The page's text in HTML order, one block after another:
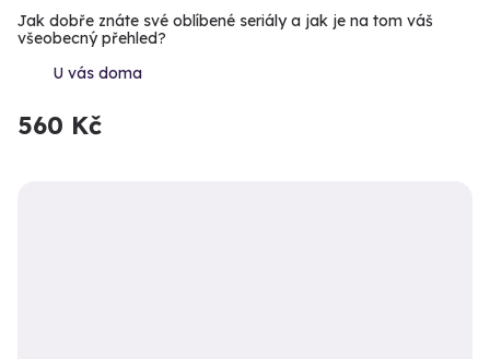
Jak dobře znáte své oblíbené seriály a jak je na tom váš
všeobecný přehled?
U vás doma
560 Kč